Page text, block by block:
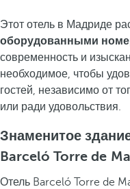
Этот отель в Мадриде
оборудованными
современность и
необходимое, чтобы
гостей, независимо от
или ради удовольствия.
Знаменитое
Barceló Torre de
Отель Barceló Torre de